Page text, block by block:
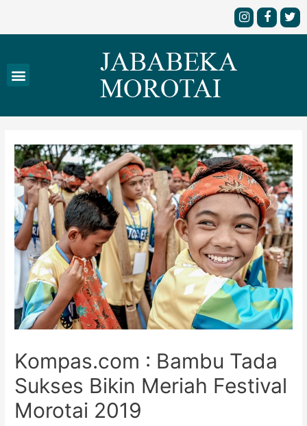
Kompas.com : Bambu Tada
Sukses Bikin Meriah Festival
Morotai 2019